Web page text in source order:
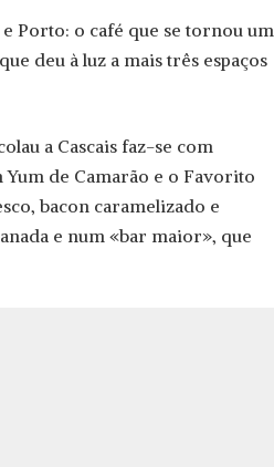
Porto: o café que se tornou um
deu à luz a mais três espaços
a Cascais faz-se com
Yum de Camarão e o Favorito
bacon caramelizado e
e num «bar maior», que